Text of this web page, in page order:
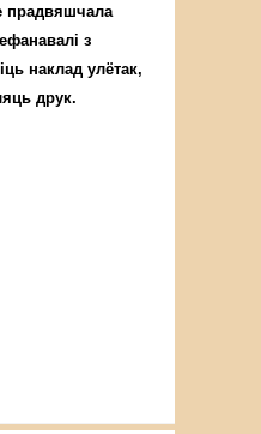
прадвяшчала
з
наклад улётак,
друк.